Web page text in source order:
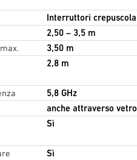
Interruttori
2,50 – 3,5 m
3,50 m
2,8 m
5,8 GHz
anche attraverso
Sì
Sì